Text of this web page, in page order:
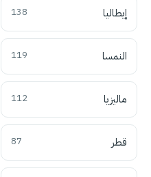
إيطاليا 138
النمسا 119
ماليزيا 112
قطر 87